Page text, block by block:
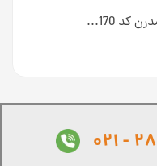
قرنیز پلی استایرن ۹ سانت مدرن کد 90S170 طول ۳ متر [انبار تهران]